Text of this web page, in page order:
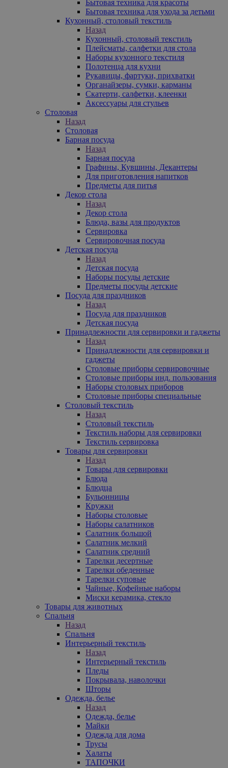
Бытовая техника для красоты
Бытовая техника для ухода за детьми
Кухонный, столовый текстиль
Назад
Кухонный, столовый текстиль
Плейсматы, салфетки для стола
Наборы кухонного текстиля
Полотенца для кухни
Рукавицы, фартуки, прихватки
Органайзеры, сумки, карманы
Скатерти, салфетки, клеенки
Аксессуары для стульев
Столовая
Назад
Столовая
Барная посуда
Назад
Барная посуда
Графины, Кувшины, Декантеры
Для приготовления напитков
Предметы для питья
Декор стола
Назад
Декор стола
Блюда, вазы для продуктов
Сервировка
Сервировочная посуда
Детская посуда
Назад
Детская посуда
Наборы посуды детские
Предметы посуды детские
Посуда для праздников
Назад
Посуда для праздников
Детская посуда
Принадлежности для сервировки и гаджеты
Назад
Принадлежности для сервировки и
гаджеты
Столовые приборы сервировочные
Столовые приборы инд. пользования
Наборы столовых приборов
Столовые приборы специальные
Столовый текстиль
Назад
Столовый текстиль
Текстиль наборы для сервировки
Текстиль сервировка
Товары для сервировки
Назад
Товары для сервировки
Блюда
Блюдца
Бульонницы
Кружки
Наборы столовые
Наборы салатников
Салатник большой
Салатник мелкий
Салатник средний
Тарелки десертные
Тарелки обеденные
Тарелки суповые
Чайные, Кофейные наборы
Миски керамика, стекло
Товары для животных
Спальня
Назад
Спальня
Интерьерный текстиль
Назад
Интерьерный текстиль
Пледы
Покрывала, наволочки
Шторы
Одежда, белье
Назад
Одежда, белье
Майки
Одежда для дома
Трусы
Халаты
ТАПОЧКИ